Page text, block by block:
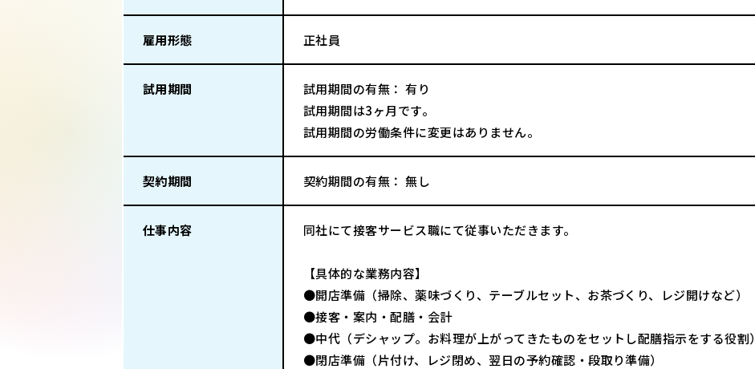
雇用形態 正社員
試用期間
試用期間の有無： 有り
試用期間は3ヶ月です。
試用期間の労働条件に変更はありません。
契約期間 契約期間の有無： 無し
仕事内容 同社にて接客サービス職にて従事いただきます。
【具体的な業務内容】
●開店準備（掃除、薬味づくり、テーブルセット、お茶づくり、レジ開けなど）
●接客・案内・配膳・会計
●中代（デシャップ。お料理が上がってきたものをセットし配膳指示をする役割）
●閉店準備（片付け、レジ閉め、翌日の予約確認・段取り準備）